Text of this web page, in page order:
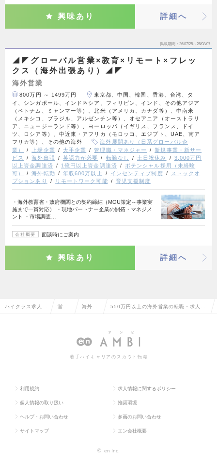
興味あり 詳細へ
掲載期間 26/07/25～26/08/07
◢◤グローバル営業×教育×リモート×フレッ
クス（海外出張あり）◢◤
海外営業
800万円 ～ 1499万円
東京都、中国、韓国、香港、台湾、タ
イ、シンガポール、インドネシア、フィリピン、インド、その他アジア
（ベトナム、ミャンマー等）、北米（アメリカ、カナダ等）、中南米
（メキシコ、ブラジル、アルゼンチン等）、オセアニア（オーストラリ
ア、ニュージーランド等）、ヨーロッパ（イギリス、フランス、ドイ
ツ、ロシア等）、中近東・アフリカ（モロッコ、エジプト、UAE、南ア
フリカ等）、その他の海外
海外展開あり（日系グローバル企
業）
上場企業 大手企業 管理職・マネジャー
新規事業・新サー
ビス
海外出張 英語力が必要 転勤なし 土日祝休み
3,000万円
以上資金調達済
1億円以上資金調達済
ポテンシャル採用（未経験
可）
海外転勤 年収600万以上 インセンティブ制度
ストックオ
プションあり
リモートワーク可能 育児支援制度
・海外教育省・政府機関との契約締結（MOU策定～事業実
施まで一貫対応） ・現地パートナー企業の開拓・マネジメ
ント ・市場調査…
会社概要 面談時にご案内
興味あり 詳細へ
ハイクラス求人T 営業 海外営 550万円以上の海外営業の転職・求人情
若手ハイキャリアのスカウト転職
利用規約 求人情報に関するポリシー
個人情報の取り扱い 推奨環境
ヘルプ・お問い合わせ 参画のお問い合わせ
サイトマップ エン会社概要
© en Inc.